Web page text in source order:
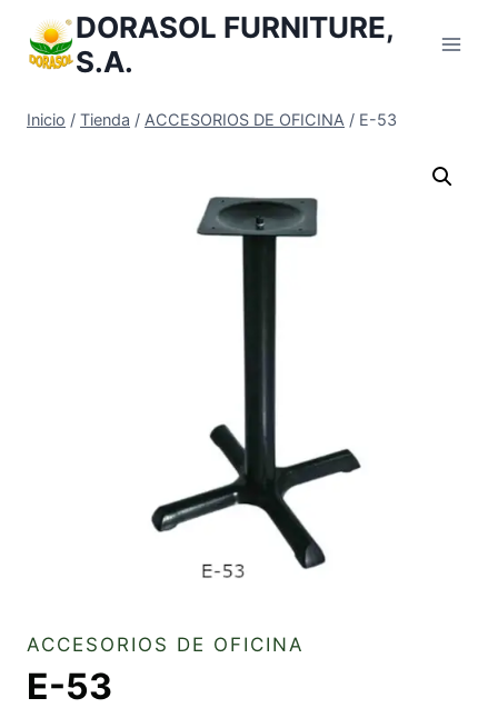
Contenido
DORASOL FURNITURE,
S.A.
Inicio / Tienda / ACCESORIOS DE OFICINA / E-53
ACCESORIOS DE OFICINA
E-53